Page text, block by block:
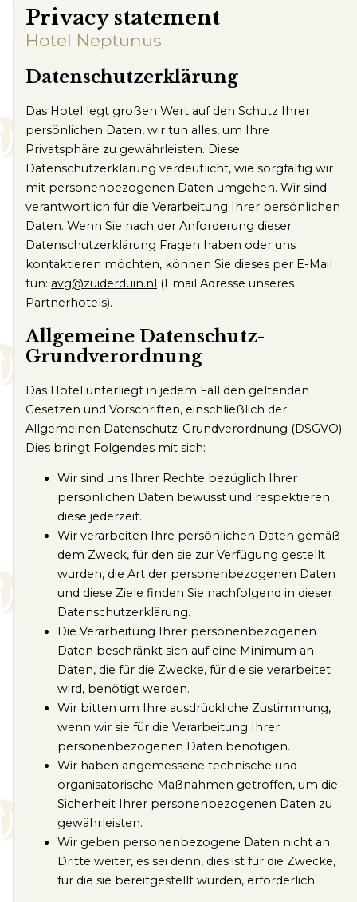
Häufig gestellte Fragen
Kontakt
Route
Privacy statement
Hotel Neptunus
Datenschutzerklärung
Das Hotel legt großen Wert auf den Schutz Ihrer
persönlichen Daten, wir tun alles, um Ihre
Privatsphäre zu gewährleisten. Diese
Datenschutzerklärung verdeutlicht, wie sorgfältig wir
mit personenbezogenen Daten umgehen. Wir sind
verantwortlich für die Verarbeitung Ihrer persönlichen
Daten. Wenn Sie nach der Anforderung dieser
Datenschutzerklärung Fragen haben oder uns
kontaktieren möchten, können Sie dieses per E-Mail
tun: avg@zuiderduin.nl (Email Adresse unseres
Partnerhotels).
Allgemeine Datenschutz-
Grundverordnung
Das Hotel unterliegt in jedem Fall den geltenden
Gesetzen und Vorschriften, einschließlich der
Allgemeinen Datenschutz-Grundverordnung (DSGVO).
Dies bringt Folgendes mit sich:
Wir sind uns Ihrer Rechte bezüglich Ihrer
persönlichen Daten bewusst und respektieren
diese jederzeit.
Wir verarbeiten Ihre persönlichen Daten gemäß
dem Zweck, für den sie zur Verfügung gestellt
wurden, die Art der personenbezogenen Daten
und diese Ziele finden Sie nachfolgend in dieser
Datenschutzerklärung.
Die Verarbeitung Ihrer personenbezogenen
Daten beschränkt sich auf eine Minimum an
Daten, die für die Zwecke, für die sie verarbeitet
wird, benötigt werden.
Wir bitten um Ihre ausdrückliche Zustimmung,
wenn wir sie für die Verarbeitung Ihrer
personenbezogenen Daten benötigen.
Wir haben angemessene technische und
organisatorische Maßnahmen getroffen, um die
Sicherheit Ihrer personenbezogenen Daten zu
gewährleisten.
Wir geben personenbezogene Daten nicht an
Dritte weiter, es sei denn, dies ist für die Zwecke,
für die sie bereitgestellt wurden, erforderlich.